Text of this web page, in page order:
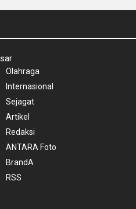
Olahraga
Internasional
Sejagat
Artikel
Redaksi
ANTARA Foto
BrandA
RSS